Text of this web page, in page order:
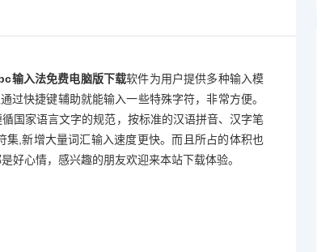
输入法免费电脑版下载软件为用户提供多种输入模
过快捷键辅助就能输入一些特殊字符，非常方便。
国家语言文字的规范，按标准的汉语拼音、汉字笔
,新增大量词汇输入速度更快。而且所占的体积也
好心情，感兴趣的朋友欢迎来本站下载体验。